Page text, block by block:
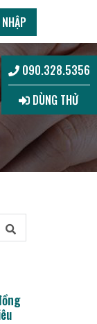
090.328.5356
DÙNG THỬ